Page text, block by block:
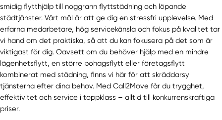
smidig flytthjälp till noggrann flyttstädning och löpande
städtjänster. Vårt mål är att ge dig en stressfri upplevelse. Med
erfarna medarbetare, hög servicekänsla och fokus på kvalitet tar
vi hand om det praktiska, så att du kan fokusera på det som är
viktigast för dig. Oavsett om du behöver hjälp med en mindre
lägenhetsflytt, en större bohagsflytt eller företagsflytt
kombinerat med städning, finns vi här för att skräddarsy
tjänsterna efter dina behov. Med Call2Move får du trygghet,
effektivitet och service i toppklass – alltid till konkurrenskraftiga
priser.